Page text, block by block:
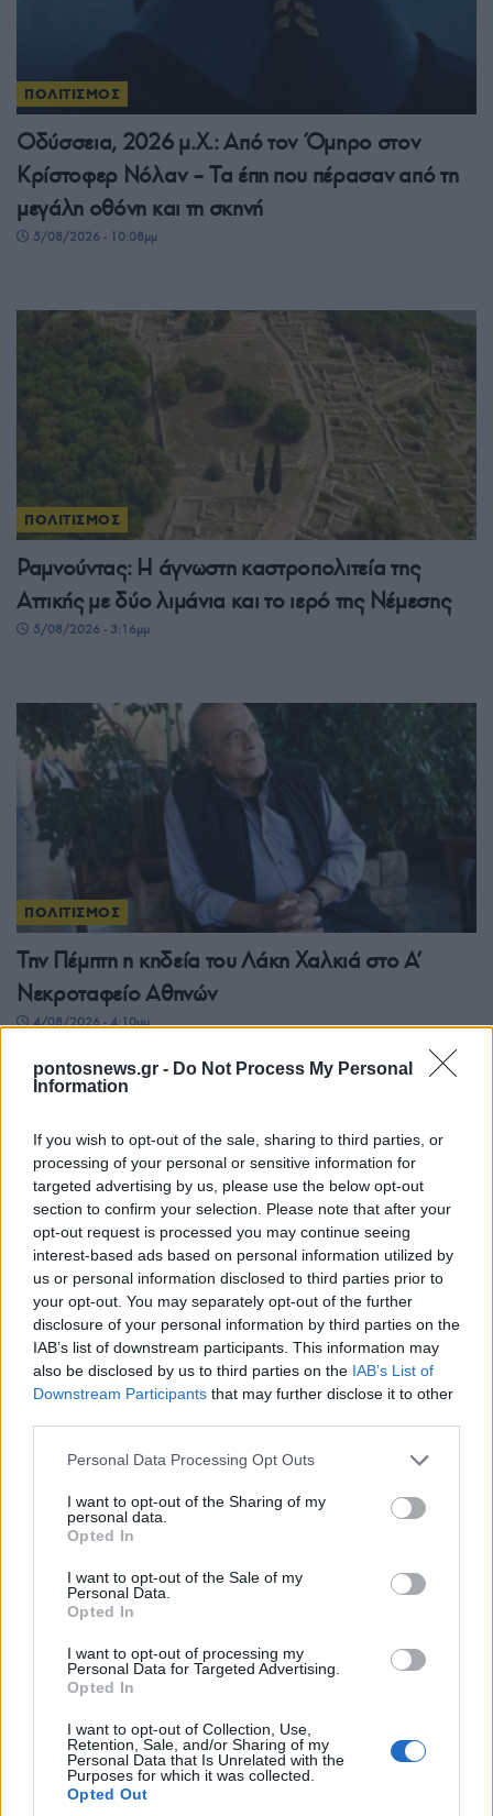
pontosnews.gr - Do Not Process My Personal
Information
If you wish to opt-out of the sale, sharing to third parties, or
processing of your personal or sensitive information for
targeted advertising by us, please use the below opt-out
section to confirm your selection. Please note that after your
opt-out request is processed you may continue seeing
interest-based ads based on personal information utilized by
us or personal information disclosed to third parties prior to
your opt-out. You may separately opt-out of the further
disclosure of your personal information by third parties on the
IAB’s list of downstream participants. This information may
also be disclosed by us to third parties on the IAB’s List of
Downstream Participants that may further disclose it to other
Please note that this website/app uses one or more Google
not limited to your visit or usage behaviour. You may click to
grant or deny consent to Google and its third-party tags to
use your data for below specified purposes in below Google
consent section.
Personal Data Processing Opt Outs
I want to opt-out of the Sharing of my
personal data.
Opted In
I want to opt-out of the Sale of my
Personal Data.
Opted In
I want to opt-out of processing my
Personal Data for Targeted Advertising.
Opted In
I want to opt-out of Collection, Use,
Retention, Sale, and/or Sharing of my
Personal Data that Is Unrelated with the
Purposes for which it was collected.
Opted Out
ΠΟΛΙΤΙΣΜΟΣ
Οδύσσεια, 2026 μ.Χ.: Από τον Όμηρο στον
Κρίστοφερ Νόλαν – Τα έπη που πέρασαν από τη
μεγάλη οθόνη και τη σκηνή
5/08/2026 - 10:08μμ
ΠΟΛΙΤΙΣΜΟΣ
Ραμνούντας: Η άγνωστη καστροπολιτεία της
Αττικής με δύο λιμάνια και το ιερό της Νέμεσης
5/08/2026 - 3:16μμ
ΠΟΛΙΤΙΣΜΟΣ
Την Πέμπτη η κηδεία του Λάκη Χαλκιά στο Α’
Νεκροταφείο Αθηνών
4/08/2026 - 4:10μμ
ΠΟΛΙΤΙΣΜΟΣ
Πέλλα: Το Κάστρο των Μογλενών ανοίγει ξανά
τις πύλες του
ΠΟΛΙΤΙΣΜΟΣ
Λάκης Χαλκιάς: Όταν ξεσήκωνε τη Βαρβάκειο
αγορά, την Τσικνοπέμπτη του 2016
3/08/2026 - 2:18μμ